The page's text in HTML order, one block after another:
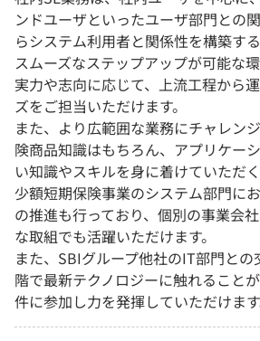
ンドユーザといったユーザ部門との
らシステム利用者と関係性を構築す
スムーズなステップアップが可能な環
実力や志向に応じて、上流工程から
ズをご担当いただけます。
また、より広範囲な業務にチャレン
険商品知識はもちろん、アプリケー
い知識やスキルを身に着けていただ
少額短期保険事業のシステム部門に
の推進も行っており、個別の事業会
な取組でも活躍いただけます。
また、SBIグループ他社のIT部門と
階で最新テクノロジーに触れること
件に参加し力を発揮していただけます